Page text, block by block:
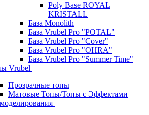
Poly Base ROYAL
KRISTALL
База Monolith
База Vrubel Pro "POTAL"
База Vrubel Pro "Сover"
База Vrubel Pro "OHRA"
База Vrubel Pro "Summer Time"
Vrubel
Прозрачные топы
Матовые Топы/Топы с Эффектами